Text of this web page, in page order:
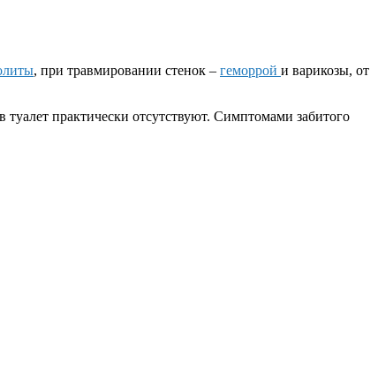
, при травмировании стенок – геморрой и варикозы, от
практически отсутствуют. Симптомами забитого